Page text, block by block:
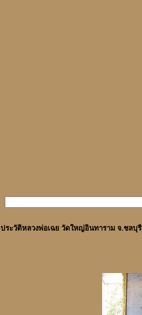
ประวัติหลวงพ่อเฉย วัดใหญ่อินทาราม จ.ชลบุรี